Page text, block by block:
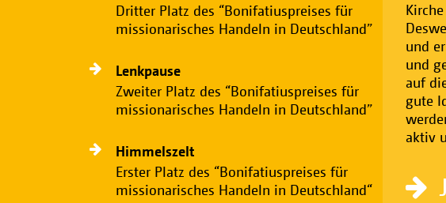
Dritter Platz des “Bonifatiuspreises für
missionarisches Handeln in Deutschland”
Lenkpause
Zweiter Platz des “Bonifatiuspreises für
missionarisches Handeln in Deutschland”
Himmelszelt
Erster Platz des “Bonifatiuspreises für
missionarisches Handeln in Deutschland“
und
und
auf
gute
aktiv